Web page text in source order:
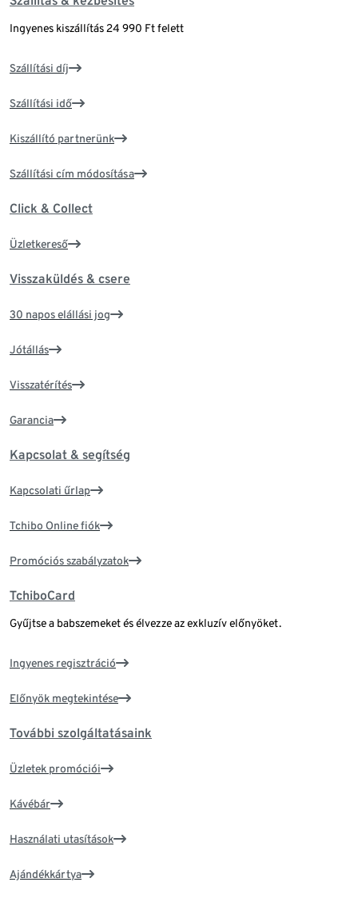
Ingyenes kiszállítás 24 990 Ft felett
Szállítási díj
Szállítási idő
Kiszállító partnerünk
Szállítási cím módosítása
Click & Collect
Üzletkereső
Visszaküldés & csere
30 napos elállási jog
Jótállás
Visszatérítés
Garancia
Kapcsolat & segítség
Kapcsolati űrlap
Tchibo Online fiók
Promóciós szabályzatok
TchiboCard
Gyűjtse a babszemeket és élvezze az exkluzív előnyöket.
Ingyenes regisztráció
Előnyök megtekintése
További szolgáltatásaink
Üzletek promóciói
Kávébár
Használati utasítások
Ajándékkártya